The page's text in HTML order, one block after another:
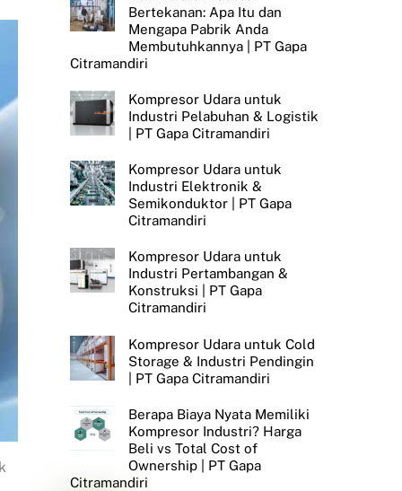
Bertekanan: Apa Itu dan
Mengapa Pabrik Anda
Membutuhkannya | PT Gapa
Citramandiri
Kompresor Udara untuk
Industri Pelabuhan & Logistik
| PT Gapa Citramandiri
Kompresor Udara untuk
Industri Elektronik &
Semikonduktor | PT Gapa
Citramandiri
Kompresor Udara untuk
Industri Pertambangan &
Konstruksi | PT Gapa
Citramandiri
Kompresor Udara untuk Cold
Storage & Industri Pendingin
| PT Gapa Citramandiri
Berapa Biaya Nyata Memiliki
Kompresor Industri? Harga
Beli vs Total Cost of
Ownership | PT Gapa
Citramandiri